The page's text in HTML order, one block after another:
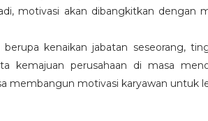
motivasi akan dibangkitkan dengan
berupa kenaikan jabatan seseorang,
kemajuan perusahaan di masa
membangun motivasi karyawan untuk